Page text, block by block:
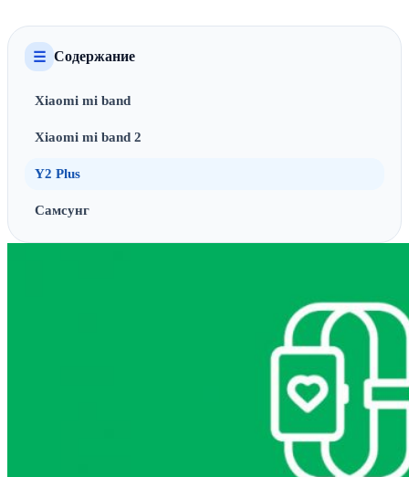
☰ Содержание
Xiaomi mi band
Xiaomi mi band 2
Y2 Plus
Самсунг